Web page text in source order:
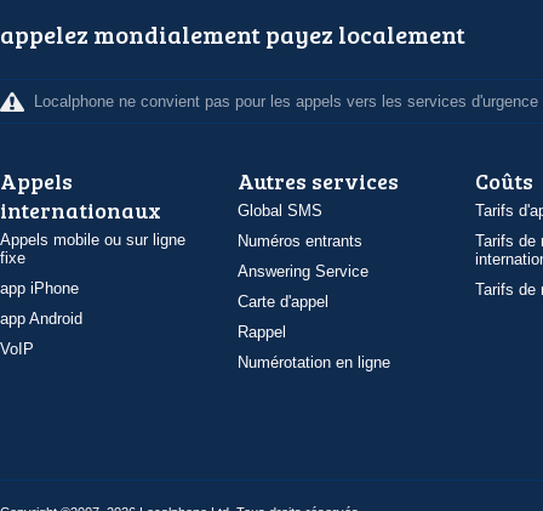
appelez mondialement payez localement
Localphone ne convient pas pour les appels vers les services d'urgence
Appels
internationaux
Appels mobile ou sur ligne
fixe
app iPhone
app Android
VoIP
Autres services
Global SMS
Numéros entrants
Answering Service
Carte d'appel
Rappel
Numérotation en ligne
Coûts
Tarifs
Tarifs de
Tarifs de